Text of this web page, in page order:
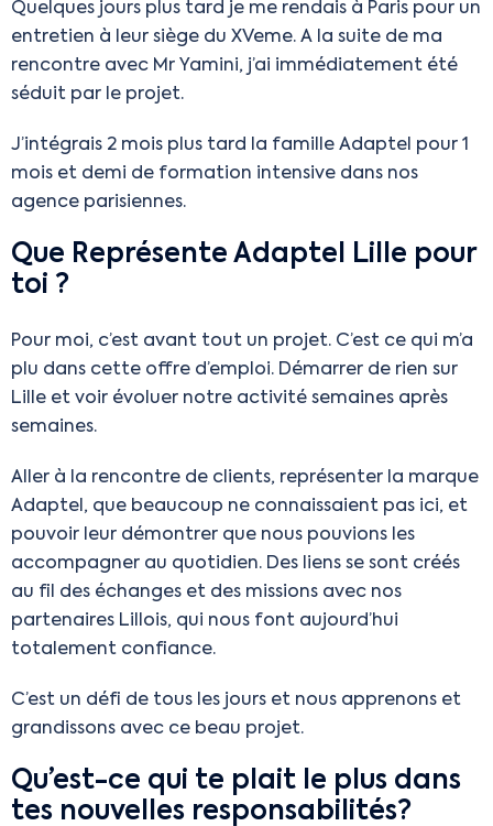
Quelques jours plus tard je me rendais à Paris pour un
entretien à leur siège du XVeme. A la suite de ma
rencontre avec Mr Yamini, j’ai immédiatement été
séduit par le projet.
J’intégrais 2 mois plus tard la famille Adaptel pour 1
mois et demi de formation intensive dans nos
agence parisiennes.
Que Représente Adaptel Lille pour
toi ?
Pour moi, c’est avant tout un projet. C’est ce qui m’a
plu dans cette offre d’emploi. Démarrer de rien sur
Lille et voir évoluer notre activité semaines après
semaines.
Aller à la rencontre de clients, représenter la marque
Adaptel, que beaucoup ne connaissaient pas ici, et
pouvoir leur démontrer que nous pouvions les
accompagner au quotidien. Des liens se sont créés
au fil des échanges et des missions avec nos
partenaires Lillois, qui nous font aujourd’hui
totalement confiance.
C’est un défi de tous les jours et nous apprenons et
grandissons avec ce beau projet.
Qu’est-ce qui te plait le plus dans
tes nouvelles responsabilités?